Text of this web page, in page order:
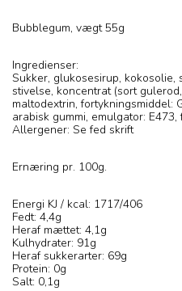
Bubblegum, vægt 55g
Ingredienser:
Sukker, glukosesirup,
stivelse, koncentrat (sort
maltodextrin, fortykningsmiddel:
arabisk gummi, emulgator: E473,
Allergener: Se fed skrift
Ernæring pr. 100g.
Energi KJ / kcal: 1717/406
Fedt: 4,4g
Heraf mættet: 4,1g
Kulhydrater: 91g
Heraf sukkerarter: 69g
Protein: 0g
Salt: 0,1g